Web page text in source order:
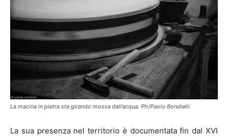
La macina in pietra sta girando mossa dall’acqua. Ph/Paolo Bondielli
La sua presenza nel territorio è documentata fin dal XVI